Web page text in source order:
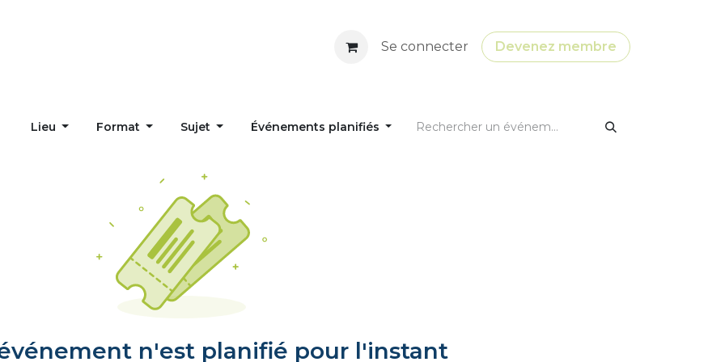
Se connecter Devenez membre
Lieu Format Sujet Événements planifiés
n'est planifié pour l'instant